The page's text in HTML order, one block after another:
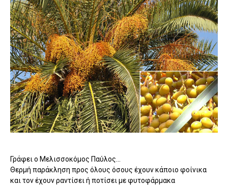
Γράφει ο Μελισσοκόμος Παύλος...
Θερμή παράκληση προς όλους όσους έχουν κάποιο φοίνικα
και τον έχουν ραντίσει ή ποτίσει με φυτοφάρμακα